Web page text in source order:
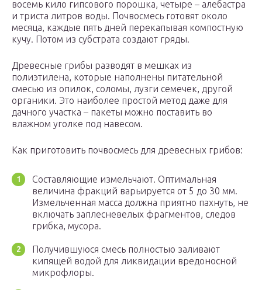
восемь кило гипсового порошка, четыре – алебастра
и триста литров воды. Почвосмесь готовят около
месяца, каждые пять дней перекапывая компостную
кучу. Потом из субстрата создают гряды.
Древесные грибы разводят в мешках из
полиэтилена, которые наполнены питательной
смесью из опилок, соломы, лузги семечек, другой
органики. Это наиболее простой метод даже для
дачного участка – пакеты можно поставить во
влажном уголке под навесом.
Как приготовить почвосмесь для древесных грибов:
Составляющие измельчают. Оптимальная
величина фракций варьируется от 5 до 30 мм.
Измельченная масса должна приятно пахнуть, не
включать заплесневелых фрагментов, следов
грибка, мусора.
Получившуюся смесь полностью заливают
кипящей водой для ликвидации вредоносной
микрофлоры.